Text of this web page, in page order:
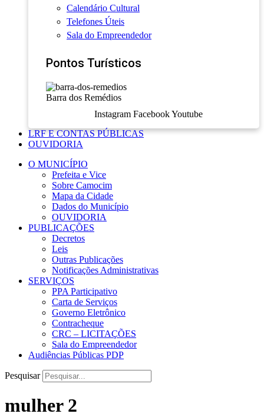
Calendário Cultural
Telefones Úteis
Sala do Empreendedor
Pontos Turísticos
Barra dos Remédios
Instagram Facebook Youtube
LRF E CONTAS PÚBLICAS
OUVIDORIA
O MUNICÍPIO
Prefeita e Vice
Sobre Camocim
Mapa da Cidade
Dados do Município
OUVIDORIA
PUBLICAÇÕES
Decretos
Leis
Outras Publicações
Notificações Administrativas
SERVIÇOS
PPA Participativo
Carta de Serviços
Governo Eletrônico
Contracheque
CRC – LICITAÇÕES
Sala do Empreendedor
Audiências Públicas PDP
Pesquisar
mulher 2